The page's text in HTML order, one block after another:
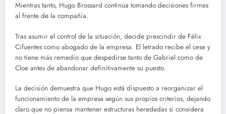
Mientras tanto, Hugo Brossard continúa tomando decisiones firmes
al frente de la compañía.
Tras asumir el control de la situación, decide prescindir de Félix
Cifuentes como abogado de la empresa. El letrado recibe el cese y
no tiene más remedio que despedirse tanto de Gabriel como de
Cloe antes de abandonar definitivamente su puesto.
La decisión demuestra que Hugo está dispuesto a reorganizar el
funcionamiento de la empresa según sus propios criterios, dejando
claro que no piensa mantener estructuras heredadas si considera